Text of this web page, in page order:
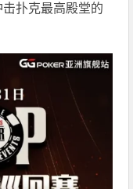
扑克最高殿堂的